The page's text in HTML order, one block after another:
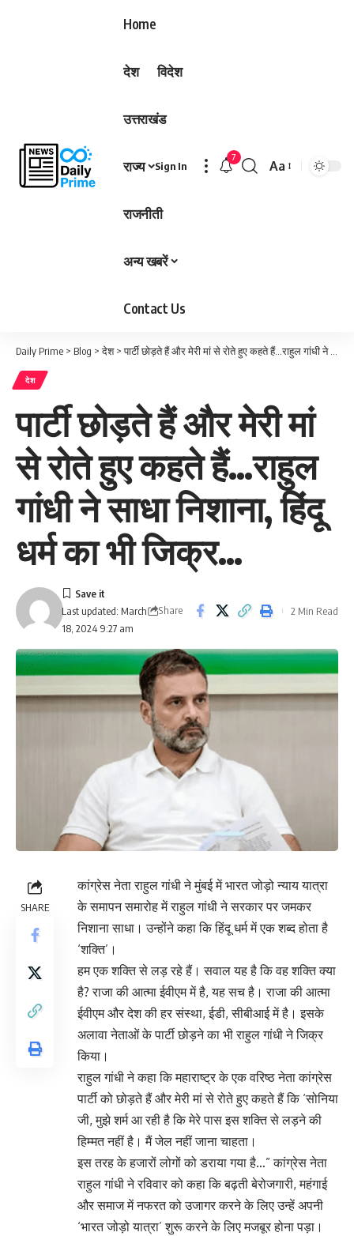
Home
देश विदेश
उत्तराखंड
राज्य
राजनीती
अन्य खबरें
Contact Us
Sign In
7
Font
Aa
Daily Prime > Blog >देश>पार्टी छोड़ते हैं और मेरी मां से रोते हुए कहते हैं…राहुल गांधी ने साधा निशाना, हिंदू धर्म का भी जिक्र…
देश
पार्टी छोड़ते हैं और मेरी मां
से रोते हुए कहते हैं…राहुल
गांधी ने साधा निशाना, हिंदू
धर्म का भी जिक्र…
Last updated: March
18, 2024 9:27 am
Share 2 Min Read
SHARE
कांग्रेस नेता राहुल गांधी ने मुंबई में भारत जोड़ो न्याय यात्रा
के समापन समारोह में राहुल गांधी ने सरकार पर जमकर
निशाना साधा। उन्होंने कहा कि हिंदू धर्म में एक शब्द होता है
‘शक्ति’।
हम एक शक्ति से लड़ रहे हैं। सवाल यह है कि वह शक्ति क्या
है? राजा की आत्मा ईवीएम में है, यह सच है। राजा की आत्मा
ईवीएम और देश की हर संस्था, ईडी, सीबीआई में है। इसके
अलावा नेताओं के पार्टी छोड़ने का भी राहुल गांधी ने जिक्र
किया।
राहुल गांधी ने कहा कि महाराष्ट्र के एक वरिष्ठ नेता कांग्रेस
पार्टी को छोड़ते हैं और मेरी मां से रोते हुए कहते हैं कि ‘सोनिया
जी, मुझे शर्म आ रही है कि मेरे पास इस शक्ति से लड़ने की
हिम्मत नहीं है। मैं जेल नहीं जाना चाहता।
इस तरह के हजारों लोगों को डराया गया है…” कांग्रेस नेता
राहुल गांधी ने रविवार को कहा कि बढ़ती बेरोजगारी, महंगाई
और समाज में नफरत को उजागर करने के लिए उन्हें अपनी
‘भारत जोड़ो यात्रा’ शुरू करने के लिए मजबूर होना पड़ा।